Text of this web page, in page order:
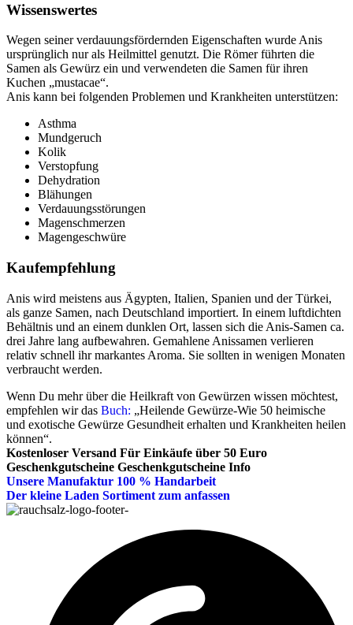
Wissenswertes
Wegen seiner verdauungsfördernden Eigenschaften wurde Anis
ursprünglich nur als Heilmittel genutzt. Die Römer führten die
Samen als Gewürz ein und verwendeten die Samen für ihren
Kuchen „mustacae“.
Anis kann bei folgenden Problemen und Krankheiten unterstützen:
Asthma
Mundgeruch
Kolik
Verstopfung
Dehydration
Blähungen
Verdauungsstörungen
Magenschmerzen
Magengeschwüre
Kaufempfehlung
Anis wird meistens aus Ägypten, Italien, Spanien und der Türkei,
als ganze Samen, nach Deutschland importiert. In einem luftdichten
Behältnis und an einem dunklen Ort, lassen sich die Anis-Samen ca.
drei Jahre lang aufbewahren. Gemahlene Anissamen verlieren
relativ schnell ihr markantes Aroma. Sie sollten in wenigen Monaten
verbraucht werden.
Wenn Du mehr über die Heilkraft von Gewürzen wissen möchtest,
empfehlen wir das Buch: „Heilende Gewürze-Wie 50 heimische
und exotische Gewürze Gesundheit erhalten und Krankheiten heilen
können“.
Kostenloser Versand Für Einkäufe über 50 Euro
Geschenkgutscheine Geschenkgutscheine Info
Unsere Manufaktur 100 % Handarbeit
Der kleine Laden Sortiment zum anfassen